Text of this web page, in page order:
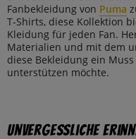
Fanbekleidung von Puma
T-Shirts, diese Kollektion
Kleidung für jeden Fan.
Materialien und mit dem
diese Bekleidung ein
unterstützen möchte.
Unvergessliche